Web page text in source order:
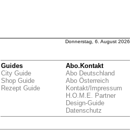
Donnerstag, 6. August 2026
Guides
City Guide
Shop Guide
Rezept Guide
Abo.Kontakt
Abo Deutschland
Abo Österreich
Kontakt/Impressum
H.O.M.E. Partner
Design-Guide
Datenschutz